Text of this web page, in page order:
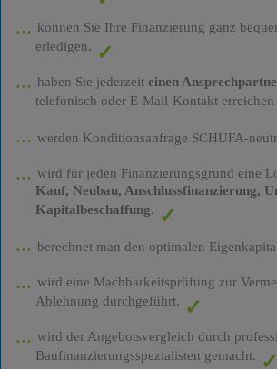
können Sie Ihre Finanzierung ganz
erledigen.
haben Sie jederzeit einen
telefonisch oder E-Mail-Kontakt
werden Konditionsanfrage SCHUFA-
wird für jeden Finanzierungsgrund eine
Kauf, Neubau, Anschlussfinanzierung,
Kapitalbeschaffung.
berechnet man den optimalen
wird eine Machbarkeitsprüfung zur
Ablehnung durchgeführt.
wird der Angebotsvergleich durch
Baufinanzierungsspezialisten gemacht.